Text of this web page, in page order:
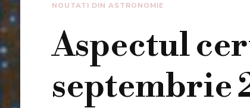
NOUTATI DIN ASTRONOMIE
Aspectul
septembrie